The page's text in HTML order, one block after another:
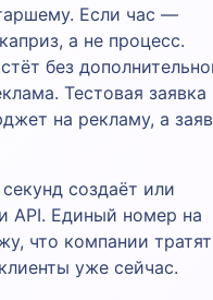
Если час —
а не процесс.
без
Тестовая заявка
на рекламу, а
создаёт или
API. Единый номер на
что компании тратят
уже сейчас.